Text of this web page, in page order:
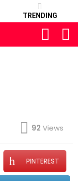
TRENDING
FOLLOW
92 Views
PINTEREST